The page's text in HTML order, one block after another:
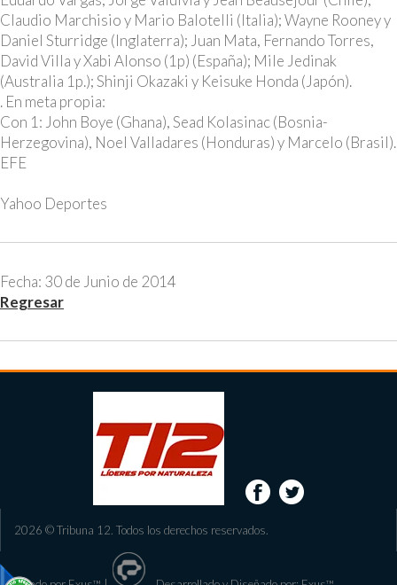
Claudio Marchisio y Mario Balotelli (Italia); Wayne Rooney y
Daniel Sturridge (Inglaterra); Juan Mata, Fernando Torres,
David Villa y Xabi Alonso (1p) (España); Mile Jedinak
(Australia 1p.); Shinji Okazaki y Keisuke Honda (Japón).
. En meta propia:
Con 1: John Boye (Ghana), Sead Kolasinac (Bosnia-
Herzegovina), Noel Valladares (Honduras) y Marcelo (Brasil).
EFE
Yahoo Deportes
Fecha: 30 de Junio de 2014
Regresar
2026 © Tribuna 12. Todos los derechos reservados.